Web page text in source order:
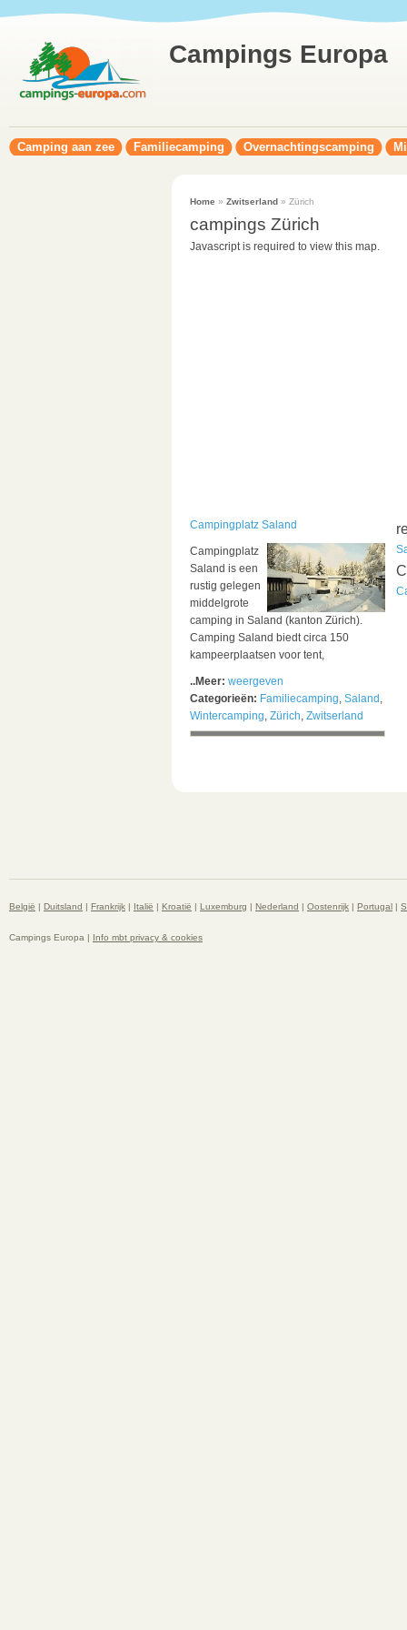
Campings Europa
Camping aan zee Familiecamping Overnachtingscamping
Home » Zwitserland» Zürich
campings Zürich
Javascript is required to view this map.
Campingplatz Saland
Campingplatz
Saland is een
rustig gelegen
middelgrote
camping in Saland (kanton Zürich).
Camping Saland biedt circa 150
kampeerplaatsen voor tent,
..Meer: weergeven
Categorieën: Familiecamping, Saland ,
Wintercamping, Zürich, Zwitserland
België | Duitsland | Frankrijk | Italië | Kroatië | Luxemburg | Nederland | Oostenrijk | Portugal |
Campings Europa | Info mbt privacy & cookies